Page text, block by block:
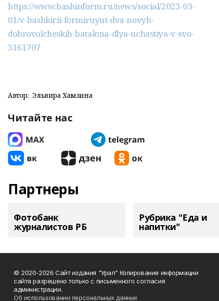
https://www.bashinform.ru/news/social/2023-03-
01/v-bashkirii-formiruyut-dva-novyh-
dobrovolcheskih-batalona-dlya-uchastiya-v-svo-
3161707
Автор: Эльвира Хамзина
Читайте нас
Партнеры
Фотобанк
журналистов РБ
Рубрика "Еда и
напитки"
© 2020-2026 Сайт издания "Урал" Копирование информации
сайта разрешено только с письменного согласия
администрации.
Об использовании персональных данных